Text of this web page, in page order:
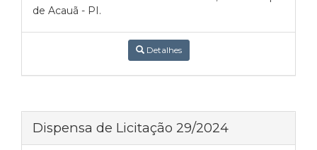
de Acauã - PI.
Detalhes
Dispensa de Licitação 29/2024